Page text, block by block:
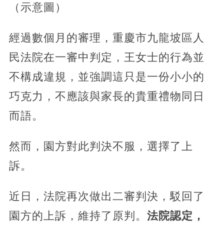
（示意圖）
經過數個月的審理，重慶市九龍坡區人
民法院在一審中判定，王女士的行為並
不構成違規，並強調這只是一份小小的
巧克力，不應該與家長的貴重禮物同日
而語。
然而，園方對此判決不服，選擇了上
訴。
近日，法院再次做出二審判決，駁回了
園方的上訴，維持了原判。 法院認定，